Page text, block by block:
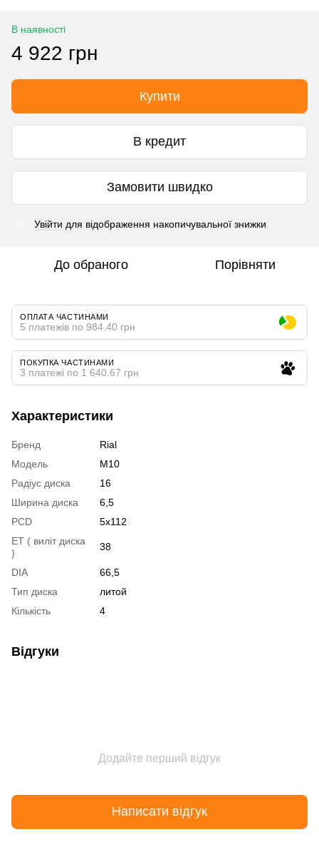
В наявності
4 922 грн
Купити
В кредит
Замовити швидко
Увійти для відображення накопичувальної знижки
До обраного Порівняти
ОПЛАТА ЧАСТИНАМИ
5 платежів по 984.40 грн
ПОКУПКА ЧАСТИНАМИ
3 платежі по 1 640.67 грн
Характеристики
Бренд
Rial
Модель
M10
Радіус диска
16
Ширина диска
6,5
PCD
5x112
ET ( виліт диска
)
38
DIA
66,5
Тип диска
литой
Кількість
4
Відгуки
Додайте перший відгук
Написати відгук